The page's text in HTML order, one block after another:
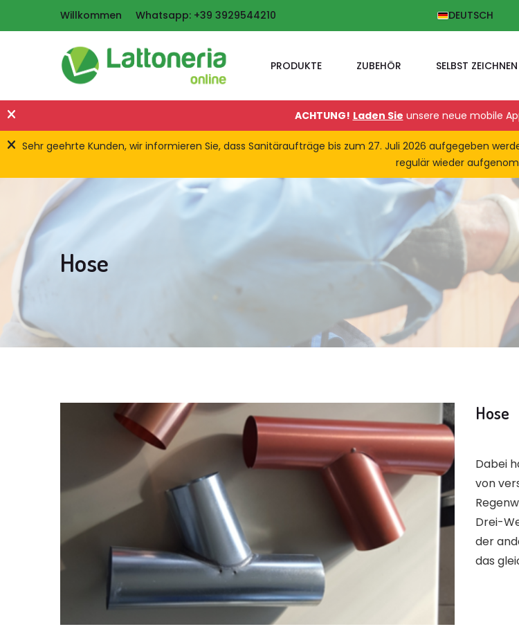
Willkommen Whatsapp: +39 3929544210 DEUTSCH
PRODUKTE ZUBEHÖR SELBST ZEICHNEN
ACHTUNG! Laden Sie unsere neue mobile
Sehr geehrte Kunden, wir informieren Sie, dass Sanitäraufträge bis zum 27. Juli 2026 aufgegeben
regulär wieder
Hose
Hose
Dabei
von
Drei-
der
das